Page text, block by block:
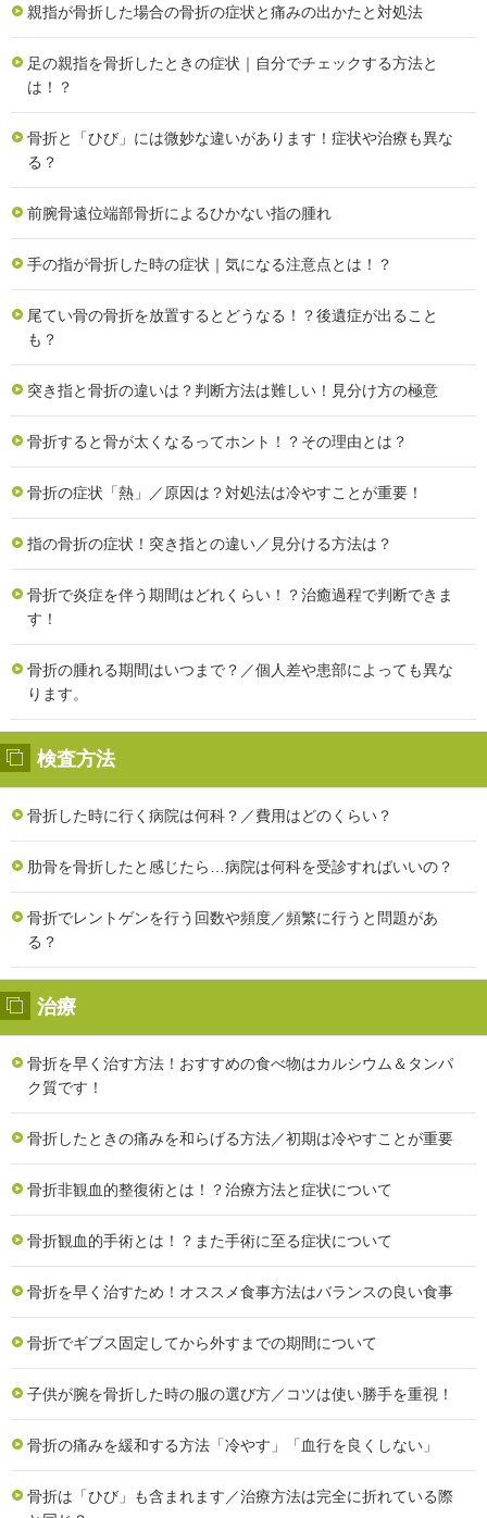
親指が骨折した場合の骨折の症状と痛みの出かたと対処法
足の親指を骨折したときの症状｜自分でチェックする方法と
は！？
骨折と「ひび」には微妙な違いがあります！症状や治療も異な
る？
前腕骨遠位端部骨折によるひかない指の腫れ
手の指が骨折した時の症状｜気になる注意点とは！？
尾てい骨の骨折を放置するとどうなる！？後遺症が出ること
も？
突き指と骨折の違いは？判断方法は難しい！見分け方の極意
骨折すると骨が太くなるってホント！？その理由とは？
骨折の症状「熱」／原因は？対処法は冷やすことが重要！
指の骨折の症状！突き指との違い／見分ける方法は？
骨折で炎症を伴う期間はどれくらい！？治癒過程で判断できま
す！
骨折の腫れる期間はいつまで？／個人差や患部によっても異な
ります。
検査方法
骨折した時に行く病院は何科？／費用はどのくらい？
肋骨を骨折したと感じたら…病院は何科を受診すればいいの？
骨折でレントゲンを行う回数や頻度／頻繁に行うと問題があ
る？
治療
骨折を早く治す方法！おすすめの食べ物はカルシウム＆タンパ
ク質です！
骨折したときの痛みを和らげる方法／初期は冷やすことが重要
骨折非観血的整復術とは！？治療方法と症状について
骨折観血的手術とは！？また手術に至る症状について
骨折を早く治すため！オススメ食事方法はバランスの良い食事
骨折でギブス固定してから外すまでの期間について
子供が腕を骨折した時の服の選び方／コツは使い勝手を重視！
骨折の痛みを緩和する方法「冷やす」「血行を良くしない」
骨折は「ひび」も含まれます／治療方法は完全に折れている際